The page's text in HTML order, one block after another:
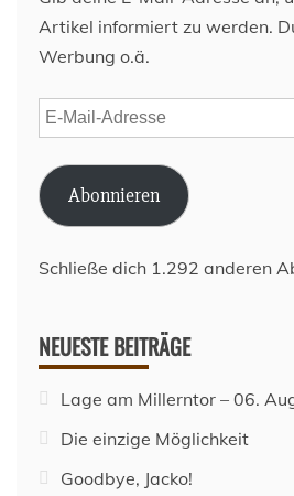
Artikel informiert zu werden.
Werbung o.ä.
E-
Mail-
Adresse
Abonnieren
Schließe dich 1.292 anderen
NEUESTE BEITRÄGE
Lage am Millerntor – 06.
Die einzige Möglichkeit
Goodbye, Jacko!